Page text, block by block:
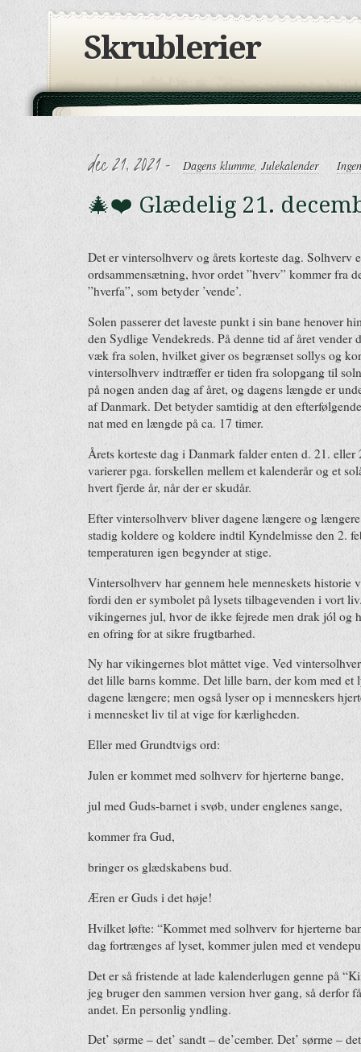
Skrublerier
dec 21, 2021 - Dagens klumme, Julekalender
🎄❤️ Glædelig 21.
Det er vintersolhverv og årets korteste dag. Solhverv
ordsammensætning, hvor ordet ”hverv” kommer fra
”hverfa”, som betyder ’vende’.
Solen passerer det laveste punkt i sin bane henover
den Sydlige Vendekreds. På denne tid af året vender
væk fra solen, hvilket giver os begrænset sollys og
vintersolhverv indtræffer er tiden fra solopgang til
på nogen anden dag af året, og dagens længde er
af Danmark. Det betyder samtidig at den
nat med en længde på ca. 17 timer.
Årets korteste dag i Danmark falder enten d. 21. eller
varierer pga. forskellen mellem et kalenderår og et
hvert fjerde år, når der er skudår.
Efter vintersolhverv bliver dagene længere og
stadig koldere og koldere indtil Kyndelmisse den 2.
temperaturen igen begynder at stige.
Vintersolhverv har gennem hele menneskets historie
fordi den er symbolet på lysets tilbagevenden i vort
vikingernes jul, hvor de ikke fejrede men drak jól og
en ofring for at sikre frugtbarhed.
Ny har vikingernes blot måttet vige. Ved
det lille barns komme. Det lille barn, der kom med et
dagene længere; men også lyser op i menneskers
i mennesket liv til at vige for kærligheden.
Eller med Grundtvigs ord:
Julen er kommet med solhverv for hjerterne bange,
jul med Guds-barnet i svøb, under englenes sange,
kommer fra Gud,
bringer os glædskabens bud.
Æren er Guds i det høje!
Hvilket løfte: “Kommet med solhverv for hjerterne
dag fortrænges af lyset, kommer julen med et
Det er så fristende at lade kalenderlugen genne på
jeg bruger den sammen version hver gang, så derfor
andet. En personlig yndling.
Det’ sørme – det’ sandt – de’cember. Det’ sørme –